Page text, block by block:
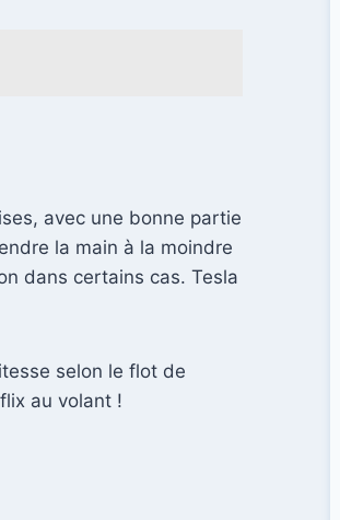
avec une bonne partie
la main à la moindre
dans certains cas. Tesla
selon le flot de
au volant !